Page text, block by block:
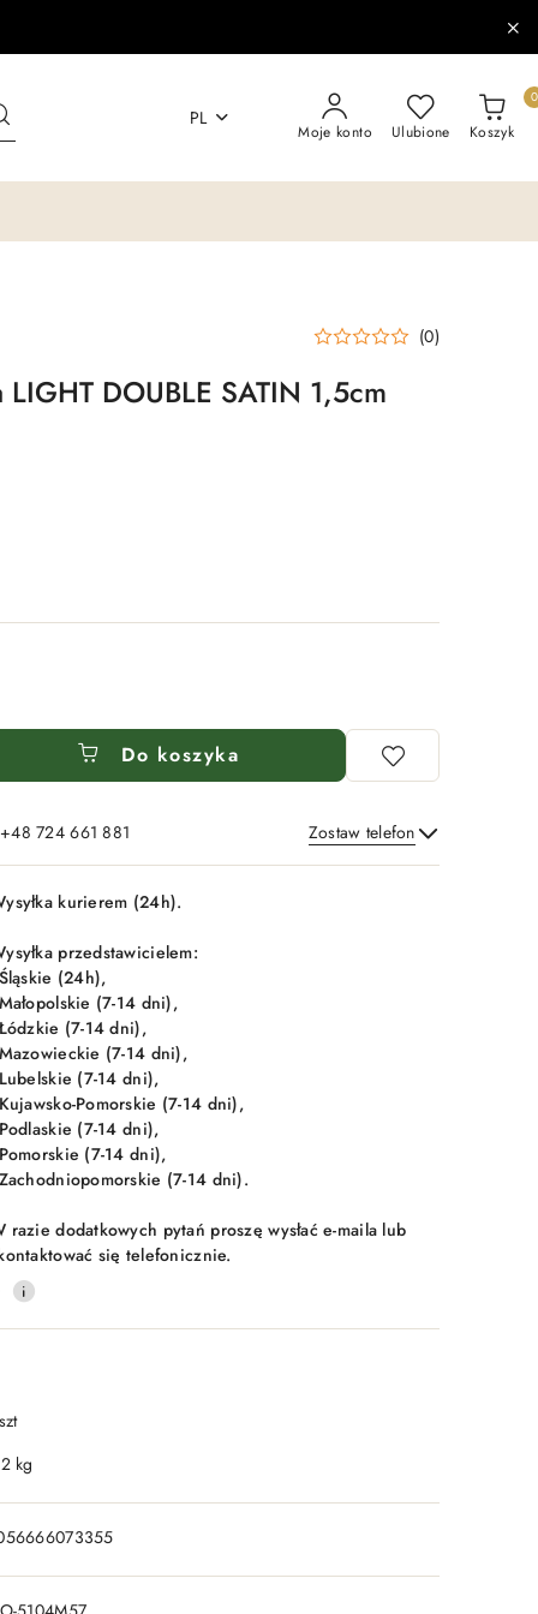
PL
Moje konto Ulubione Koszyk
0
(0)
LIGHT DOUBLE SATIN 1,5cm
Do koszyka
724 661 881 Zostaw telefon
Wyślij
kurierem (24h).
przedstawicielem:
(24h),
(7-14 dni),
(7-14 dni),
(7-14 dni),
(7-14 dni),
Pomorskie (7-14 dni),
(7-14 dni),
(7-14 dni),
(7-14 dni).
razie dodatkowych pytań proszę wysłać e-maila lub
się telefonicznie.
kg